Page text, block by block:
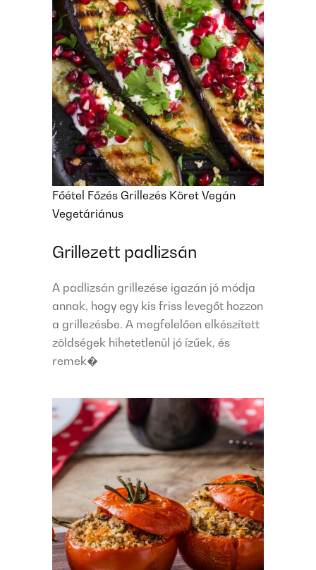
Főétel Főzés Grillezés Köret Vegán
Vegetáriánus
Grillezett padlizsán
A padlizsán grillezése igazán jó módja
annak, hogy egy kis friss levegőt hozzon
a grillezésbe. A megfelelően elkészített
zöldségek hihetetlenül jó ízűek, és
remek�